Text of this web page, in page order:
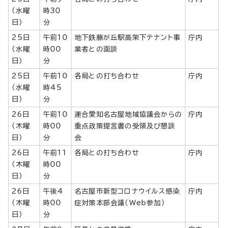
（水曜
日）
時30
分
25日
（水曜
日）
午前10
時00
分
地下鉄藤が丘駅高架下テナント事
業者との面談
庁内
25日
（水曜
日）
午前10
時45
分
各局との打ち合わせ 庁内
26日
（木曜
日）
午前10
時00
分
連合愛知名古屋地域協議会からの
重点政策提言書の受領及び懇談
会
庁内
26日
（木曜
日）
午前11
時00
分
各局との打ち合わせ 庁内
26日
（木曜
日）
午後4
時00
分
名古屋市新型コロナウイルス感染
症対策本部会議（Web参加）
庁内